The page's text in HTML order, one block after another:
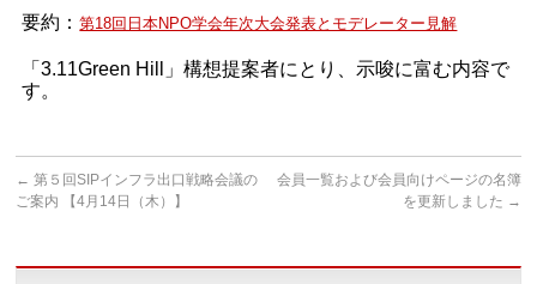
要約：第18回日本NPO学会年次大会発表とモデレーター見解
「3.11Green Hill」構想提案者にとり、示唆に富む内容で
す。
← 第５回SIPインフラ出口戦略会議の
ご案内 【4月14日（木）】
会員一覧および会員向けページの名簿
を更新しました →